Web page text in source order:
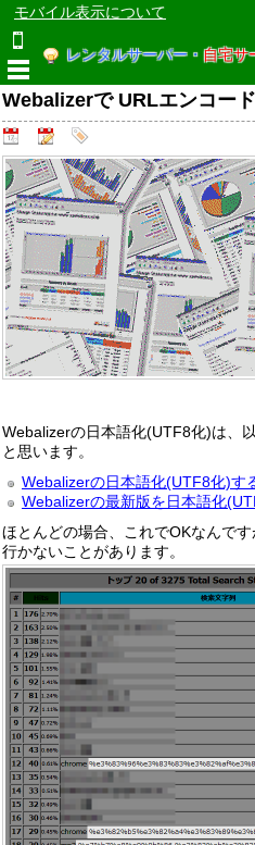
モバイル表示について
レンタルサーバー・ 自宅サ
Webalizerで URLエンコー
Webalizerの日本語化(UTF8化)は、
と思います。
Webalizerの日本語化(UTF8化)す
Webalizerの最新版を日本語化
ほとんどの場合、これでOKなんで
行かないことがあります。